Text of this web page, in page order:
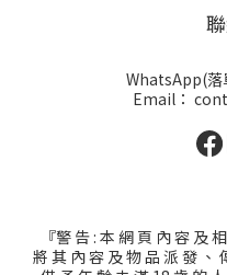
WhatsApp(落
Email：
『警 告 : 本 網 頁 內 容 及
將 其 內 容 及 物 品 派 發 、